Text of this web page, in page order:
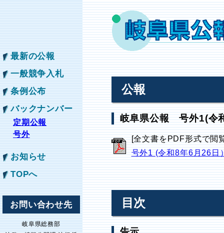
最新の公報
一般競争入札
条例公布
バックナンバー
定期公報
号外
お知らせ
TOPへ
お問い合わせ先
岐阜県総務部
公報
岐阜県公報 号外1(令
[全文書をPDF形式で閲
号外1 (令和8年6月26日
目次